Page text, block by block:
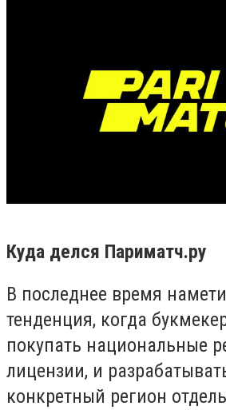
Куда делся Париматч.ру
В последнее время
тенденция, когда
покупать национальные
лицензии, и
конкретный регион